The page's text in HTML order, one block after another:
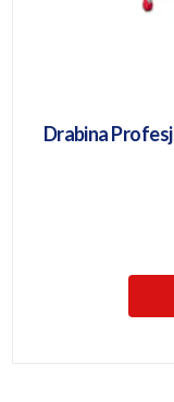
Drabina